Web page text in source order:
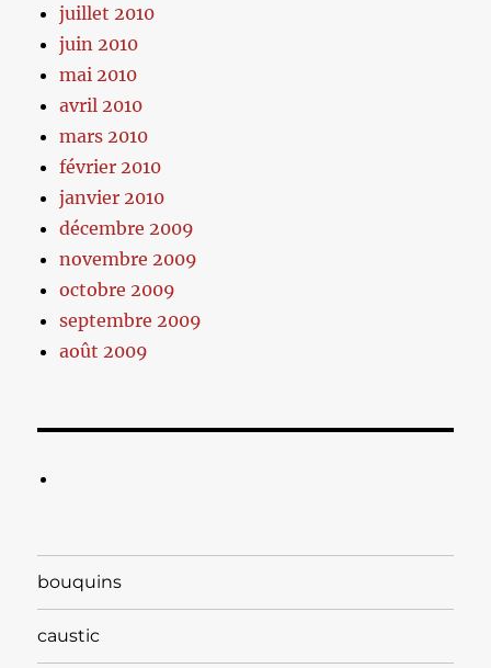
juillet 2010
juin 2010
mai 2010
avril 2010
mars 2010
février 2010
janvier 2010
décembre 2009
novembre 2009
octobre 2009
septembre 2009
août 2009
bouquins
caustic